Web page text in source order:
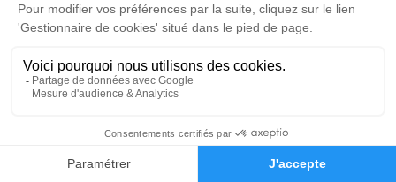
Faire-part Hommages
Je rends hommage
Cérémonie civile
Cimetière de l'Est de Montluçon
50 Avenue Cimetière de l'Est